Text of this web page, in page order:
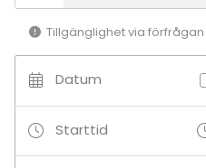
Tillgänglighet via förfrågan
Datum
Starttid